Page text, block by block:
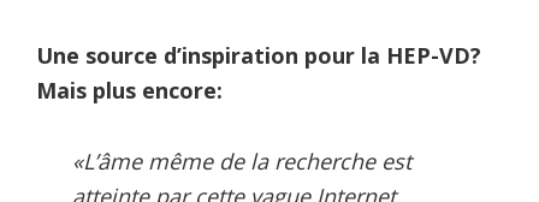
Une source d’inspiration pour la HEP-VD?
Mais plus encore:
«L’âme même de la recherche est
atteinte par cette vague Internet.